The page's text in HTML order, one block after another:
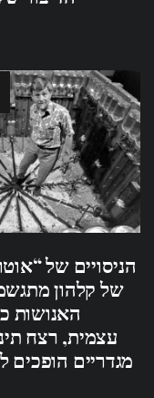
הניסויים של
של קלהון
עצמית, רצח
מגדריים